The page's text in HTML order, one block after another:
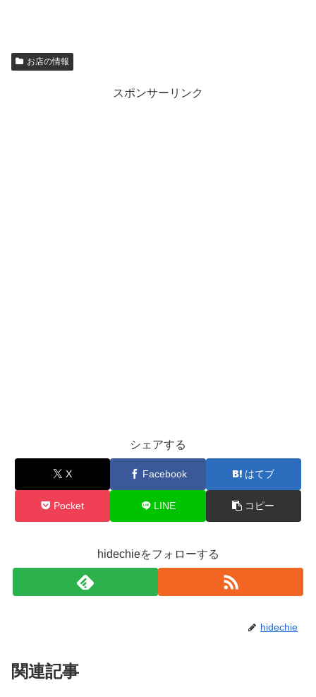
お店の情報
スポンサーリンク
シェアする
X Facebook はてブ
Pocket LINE コピー
hidechieをフォローする
hidechie
関連記事